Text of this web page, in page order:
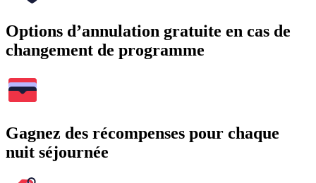
Options d’annulation gratuite en cas de
changement de programme
Gagnez des récompenses pour chaque
nuit séjournée